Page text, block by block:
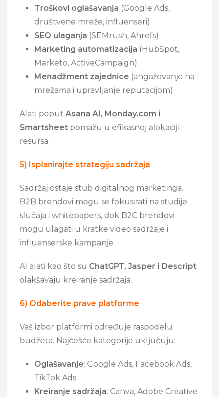
Troškovi oglašavanja (Google Ads,
društvene mreže, influenseri)
SEO ulaganja (SEMrush, Ahrefs)
Marketing automatizacija (HubSpot,
Marketo, ActiveCampaign)
Menadžment zajednice (angažovanje na
mrežama i upravljanje reputacijom)
Alati poput Asana AI, Monday.com i
Smartsheet pomažu u efikasnoj alokaciji
resursa.
5) Isplanirajte strategiju sadržaja
Sadržaj ostaje stub digitalnog marketinga.
B2B brendovi mogu se fokusirati na studije
slučaja i whitepapers, dok B2C brendovi
mogu ulagati u kratke video sadržaje i
influenserske kampanje.
AI alati kao što su ChatGPT, Jasper i Descript
olakšavaju kreiranje sadržaja.
6) Odaberite prave platforme
Vaš izbor platformi određuje raspodelu
budžeta. Najčešće kategorije uključuju:
Oglašavanje: Google Ads, Facebook Ads,
TikTok Ads
Kreiranje sadržaja: Canva, Adobe Creative